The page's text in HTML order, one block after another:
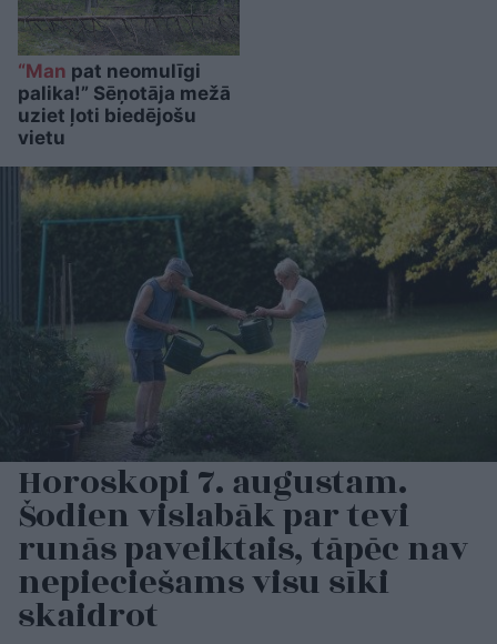
“Man pat neomulīgi
palika!” Sēņotāja mežā
uziet ļoti biedējošu
vietu
Horoskopi 7. augustam.
Šodien vislabāk par tevi
runās paveiktais, tāpēc nav
nepieciešams visu sīki
skaidrot